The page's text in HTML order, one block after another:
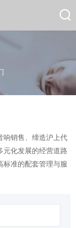
响销售、缔造沪上代
元化发展的经营道路
标准的配套管理与服